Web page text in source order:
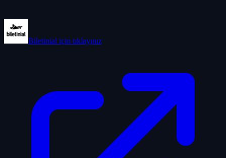
Biletinial için tıklayınız